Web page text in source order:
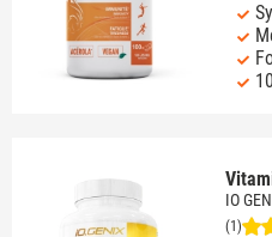
IO
(1)